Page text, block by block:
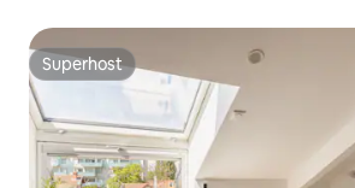
Superhost
Superhost